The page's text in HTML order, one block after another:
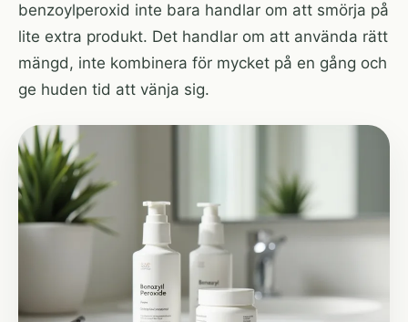
benzoylperoxid inte bara handlar om att smörja på
lite extra produkt. Det handlar om att använda rätt
mängd, inte kombinera för mycket på en gång och
ge huden tid att vänja sig.